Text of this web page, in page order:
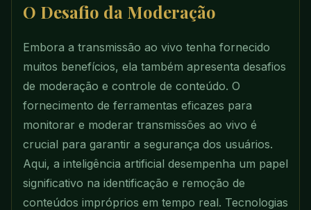
O Desafio da Moderação
Embora a transmissão ao vivo tenha fornecido
muitos benefícios, ela também apresenta desafios
de moderação e controle de conteúdo. O
fornecimento de ferramentas eficazes para
monitorar e moderar transmissões ao vivo é
crucial para garantir a segurança dos usuários.
Aqui, a inteligência artificial desempenha um papel
significativo na identificação e remoção de
conteúdos impróprios em tempo real. Tecnologias